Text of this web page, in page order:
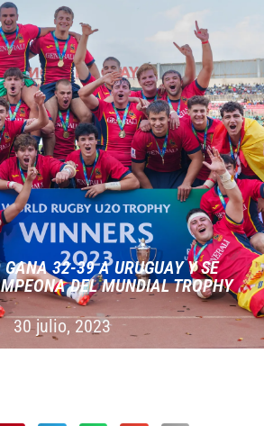
32-39 A URUGUAY Y SE
DEL MUNDIAL TROPHY
30 julio, 2023